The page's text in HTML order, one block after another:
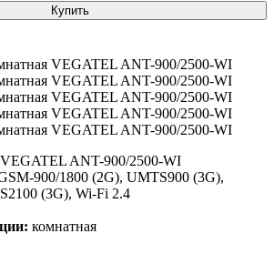
Купить
ANT-900/2500-WI
900/1800 (2G), UMTS900 (3G),
(3G), Wi-Fi 2.4
комнатная